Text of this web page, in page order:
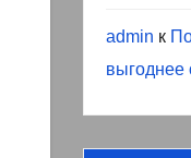
admin к
выгоднее